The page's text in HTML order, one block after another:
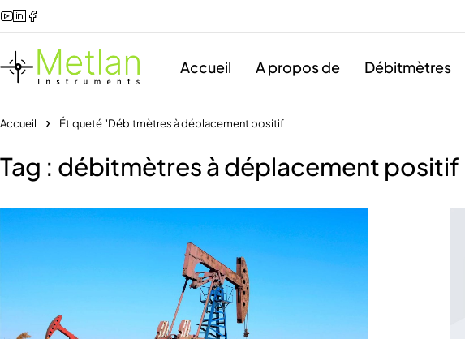
Accueil A propos de Débitmètres
Accueil Étiqueté "Débitmètres à déplacement positif
Tag : débitmètres à déplacement positif